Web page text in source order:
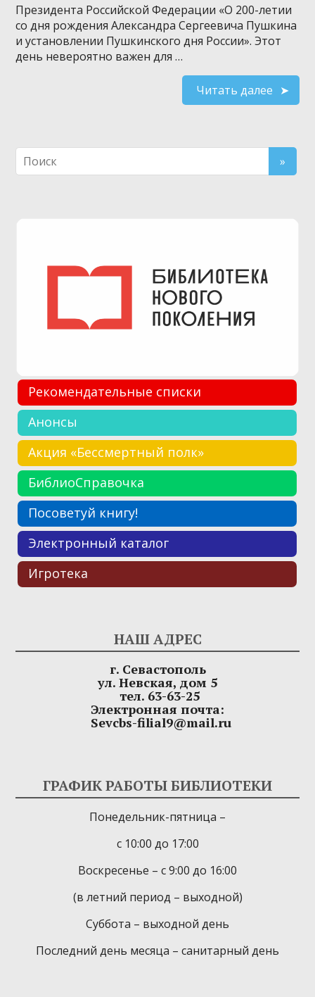
Президента Российской Федерации «О 200-летии
со дня рождения Александра Сергеевича Пушкина
и установлении Пушкинского дня России». Этот
день невероятно важен для …
Читать далее
Рекомендательные списки
Анонсы
Акция «Бессмертный полк»
БиблиоСправочка
Посоветуй книгу!
Электронный каталог
Игротека
НАШ АДРЕС
г. Севастополь
ул. Невская, дом 5
тел. 63-63-25
Электронная почта:
Sevcbs-filial9@mail.ru
ГРАФИК РАБОТЫ БИБЛИОТЕКИ
Понедельник-пятница –
с 10:00 до 17:00
Воскресенье – с 9:00 до 16:00
(в летний период – выходной)
Суббота – выходной день
Последний день месяца – санитарный день